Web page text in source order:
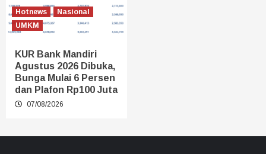
Hotnews
Nasional
UMKM
KUR Bank Mandiri
Agustus 2026 Dibuka,
Bunga Mulai 6 Persen
dan Plafon Rp100 Juta
07/08/2026